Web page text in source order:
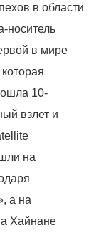
в области
носитель
в мире
10-
взлет и
на
а на
Хайнане